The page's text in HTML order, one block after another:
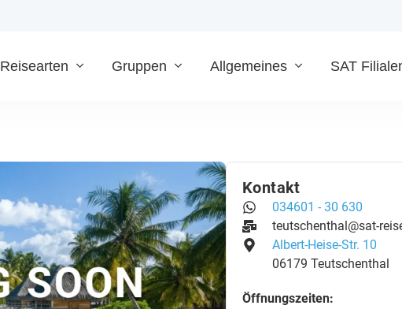
Reisearten Gruppen Allgemeines SAT
Kontakt
034601 - 30 630
teutschenthal@sat-
Albert-Heise-Str. 10
06179 Teutschenthal
Öffnungszeiten: